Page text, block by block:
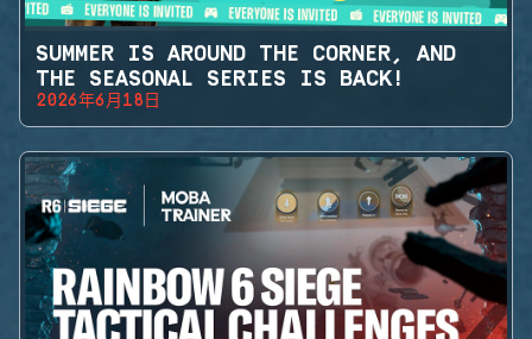
SUMMER IS AROUND THE CORNER, AND
THE SEASONAL SERIES IS BACK!
2026年6月18日